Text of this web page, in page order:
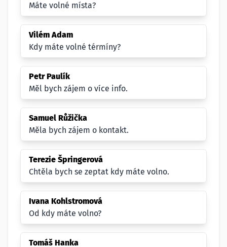
Máte volné místa?
Vilém Adam
Kdy máte volné térmíny?
Petr Paulík
Měl bych zájem o více info.
Samuel Růžička
Měla bych zájem o kontakt.
Terezie Špringerová
Chtěla bych se zeptat kdy máte volno.
Ivana Kohlstromová
Od kdy máte volno?
Tomáš Hanka